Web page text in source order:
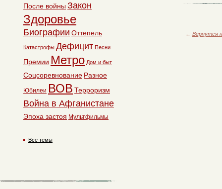
← Вернутся
После войны Закон
Здоровье
Биографии Оттепель
Катастрофы Дефицит Песни
Премии Метро Дом и быт
Соцсоревнование Разное
Юбилеи ВОВ Терроризм
Война в Афганистане
Эпоха застоя Мультфильмы
Все темы